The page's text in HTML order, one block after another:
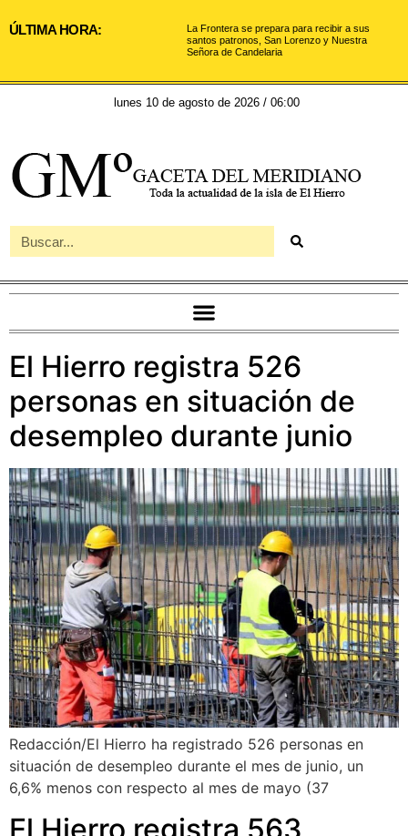
ÚLTIMA HORA:
La Frontera se prepara para recibir a sus
santos patronos, San Lorenzo y Nuestra
Señora de Candelaria
lunes 10 de agosto de 2026 / 06:00
El Hierro registra 526
personas en situación de
desempleo durante junio
Redacción/El Hierro ha registrado 526 personas en
situación de desempleo durante el mes de junio, un
6,6% menos con respecto al mes de mayo (37